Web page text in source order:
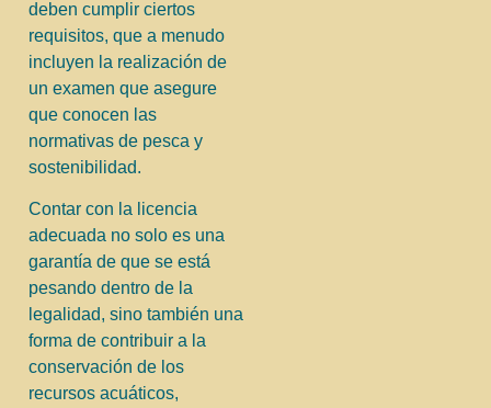
deben cumplir ciertos
requisitos, que a menudo
incluyen la realización de
un examen que asegure
que conocen las
normativas de pesca y
sostenibilidad.
Contar con la licencia
adecuada no solo es una
garantía de que se está
pesando dentro de la
legalidad, sino también una
forma de contribuir a la
conservación de los
recursos acuáticos,